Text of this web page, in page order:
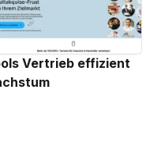
Vertrieb effizient